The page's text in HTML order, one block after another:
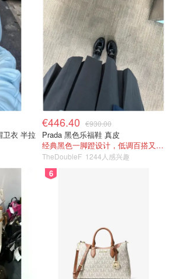
卫衣 半拉
€446.40 €930.00
Prada 黑色乐福鞋 真皮
经典黑色一脚蹬设计，低调百搭又高级
TheDoubleF 1244人感兴趣
6